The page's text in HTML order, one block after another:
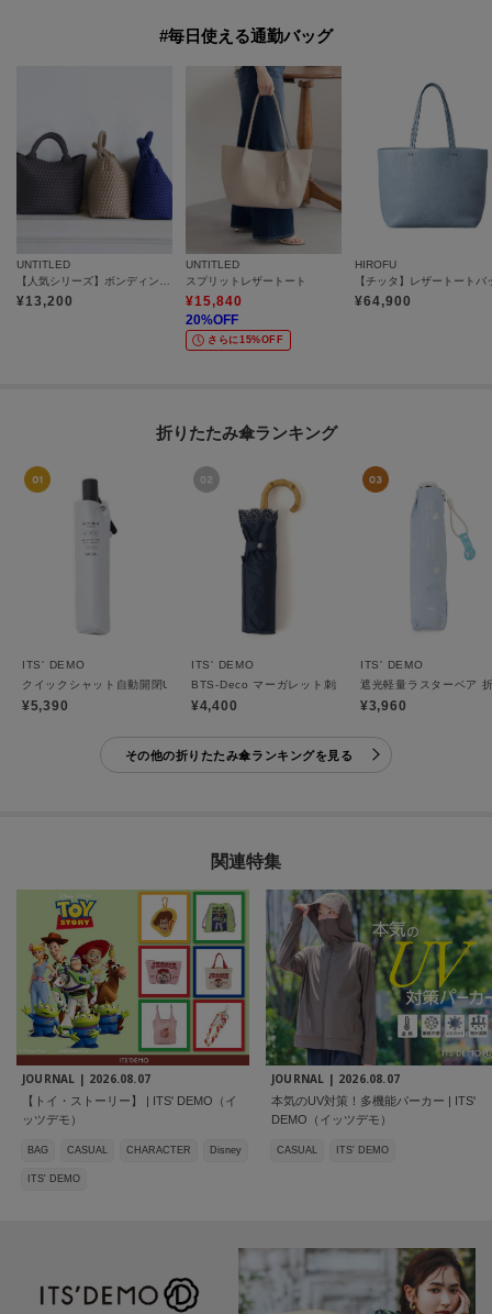
#毎日使える通勤バッグ
UNTITLED
¥13,200
UNTITLED
スプリットレザートート
¥15,840
20%OFF
さらに15%OFF
HIROFU
¥64,900
折りたたみ傘ランキング
ITS' DEMO
クイックシャット自動開閉UVブロック55cm 折りたたみ傘 日傘
¥5,390
ITS' DEMO
BTS-Deco マーガレット刺繍 折りたたみ傘 日傘
¥4,400
ITS' DEMO
遮光軽量ラスターベア
¥3,960
その他の折りたたみ傘ランキングを見る
関連特集
JOURNAL | 2026.08.07
【トイ・ストーリー】 | ITS' DEMO（イ
ッツデモ）
BAG CASUAL CHARACTER Disney
ITS' DEMO
JOURNAL | 2026.08.07
本気のUV対策！多機能パーカー | ITS'
DEMO（イッツデモ）
CASUAL ITS' DEMO